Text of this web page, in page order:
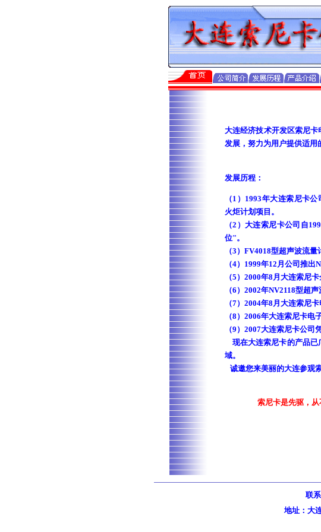
大连经济技术开发区索尼
发展，努力为用户提供适用
发展历程：
（1）1993年大连索尼卡
火炬计划项目。
（2）大连索尼卡公司自
位"。
（3）FV4018型超声波流
（4）1999年12月公司推出
（5）2000年8月大连索尼
（6）2002年NV2118型超
（7）2004年8月大连索尼
（8）2006年大连索尼卡电
（9）2007大连索尼卡公司
现在大连索尼卡的产品已
域。
诚邀您来美丽的大连参观
索尼卡是先驱，
联
地址：大